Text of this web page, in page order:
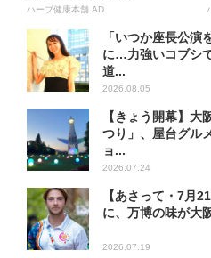
ハーブ健康本舗 AD
「いつか座長公演
に…力強いコブシ
道...
2026.08.05
【きょう開幕】大
つり」、屋台グル
ョ...
2026.07.24
【あさって・7月
に、万博の味が大
2026.07.19